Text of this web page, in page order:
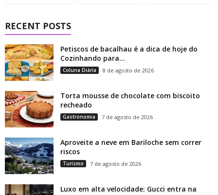
RECENT POSTS
Petiscos de bacalhau é a dica de hoje do
Cozinhando para...
Coluna Diária 8 de agosto de 2026
Torta mousse de chocolate com biscoito
recheado
Gastronomia 7 de agosto de 2026
Aproveite a neve em Bariloche sem correr
riscos
Turismo 7 de agosto de 2026
Luxo em alta velocidade: Gucci entra na